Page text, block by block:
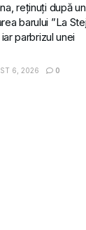
reținuți după un
barului ”La
parbrizul unei
6, 2026 0